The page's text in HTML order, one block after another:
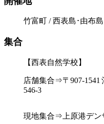
竹富町 / 西表島･由布島
集合
【西表自然学校】
店舗集合⇒〒907-1541
546-3
現地集合⇒上原港デン